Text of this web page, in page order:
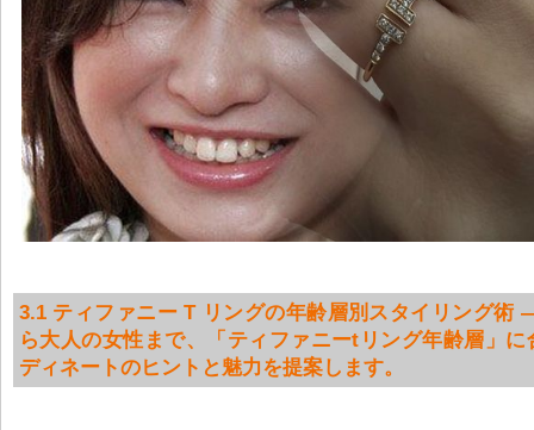
3.1 ティファニー T リングの年齢層別スタイリング術
ら大人の女性まで、「ティファニーtリング年齢層」に
ディネートのヒントと魅力を提案します。